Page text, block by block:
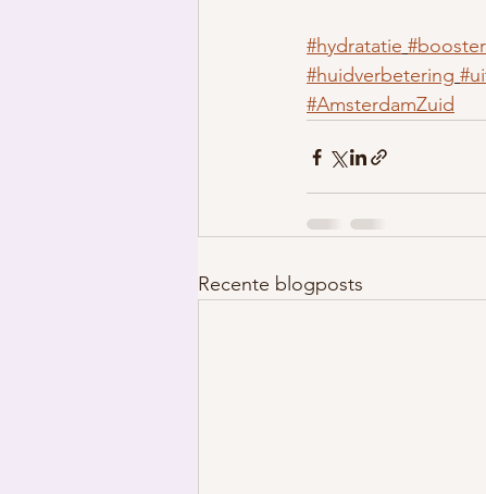
#hydratatie #booster
#huidverbetering
#AmsterdamZuid
Recente blogposts